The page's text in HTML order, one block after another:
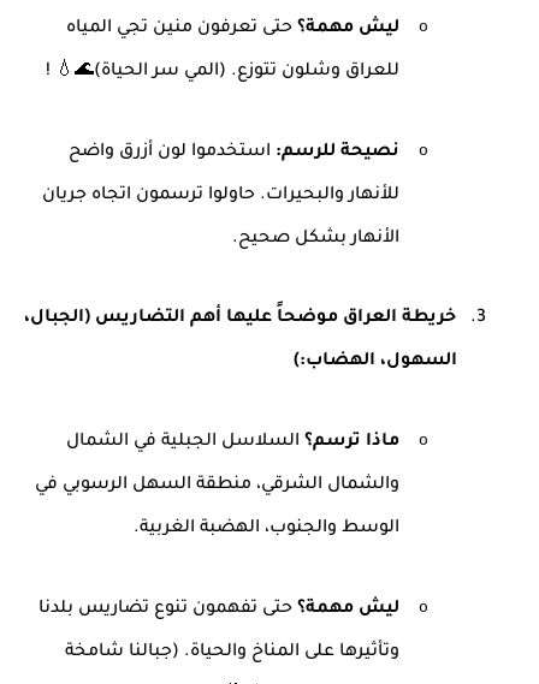
o ليش مهمة؟ حتى تعرفون منين تجي المياه
للعراق وشلون تتوزع. (المي سر الحياة! 💧🌊(
o نصيحة للرسم: استخدموا لون أزرق واضح
للأنهار والبحيرات. حاولوا ترسمون اتجاه جريان
الأنهار بشكل صحيح.
3. خريطة العراق موضحاً عليها أهم التضاريس (الجبال،
السهول، الهضاب(:
o ماذا ترسم؟ السلاسل الجبلية في الشمال
والشمال الشرقي، منطقة السهل الرسوبي في
الوسط والجنوب، الهضبة الغربية.
o ليش مهمة؟ حتى تفهمون تنوع تضاريس بلدنا
وتأثيرها على المناخ والحياة. (جبالنا شامخة